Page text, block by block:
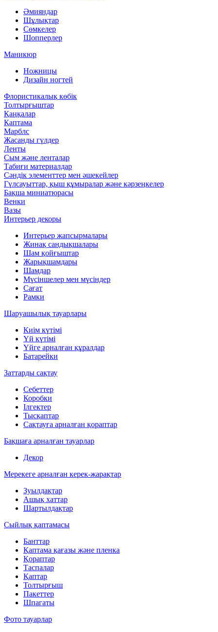
Әмияндар
Шұлықтар
Сөмкелер
Шопперлер
Маникюр
Ножницы
Дизайн ногтей
Флористикалық көбік
Толтырғыштар
Қаңқалар
Қаптама
Марблс
Жасанды гүлдер
Ленты
Сым және ленталар
Табиғи материалдар
Сәндік элементтер мен әшекейлер
Гүлсауыттар, қыш құмыралар және кәрзеңкелер
Бақша миниатюрасы
Венки
Вазы
Интерьер декоры
Интерьер жапсырмалары
Жинақ сандықшалары
Шам қойғыштар
Жарықшамдары
Шамдар
Мүсіншелер мен мүсіндер
Сағат
Рамки
Шаруашылық тауарлары
Киім күтімі
Үй күтімі
Үйге арналған құралдар
Батарейки
Заттарды сақтау
Себеттер
Коробки
Ілгектер
Тысқаптар
Сақтауға арналған қораптар
Бақшаға арналған тауарлар
Декор
Мерекеге арналған керек-жарақтар
Зуылдақтар
Ашық хаттар
Шартылдақтар
Сыйлық қаптамасы
Банттар
Қаптама қағазы және пленка
Қораптар
Таспалар
Қаптар
Толтырғыш
Пакеттер
Шпагаты
Фото тауарлар